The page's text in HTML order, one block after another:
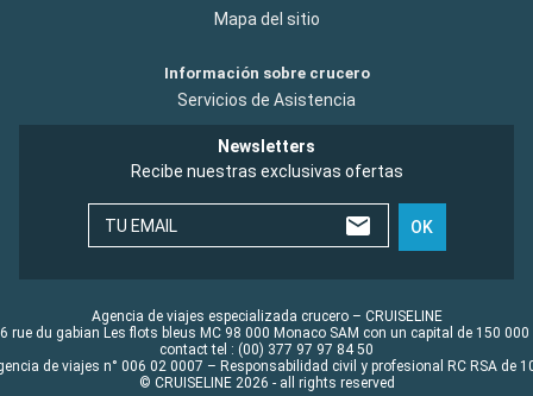
Mapa del sitio
Información sobre crucero
Servicios de Asistencia
Newsletters
Recibe nuestras exclusivas ofertas
TU EMAIL OK
Agencia de viajes especializada crucero – CRUISELINE
rue du gabian Les flots bleus MC 98 000 Monaco SAM con un capital de 150 000
contact tel : (00) 377 97 97 84 50
de viajes n° 006 02 0007 – Responsabilidad civil y profesional RC RSA de
© CRUISELINE 2026 - all rights reserved